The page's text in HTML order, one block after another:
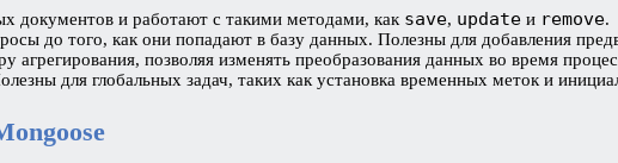
документов и работают с такими методами, как save, update и remove.
до того, как они попадают в базу данных. Полезны для добавления
агрегирования, позволяя изменять преобразования данных во время
для глобальных задач, таких как установка временных меток и